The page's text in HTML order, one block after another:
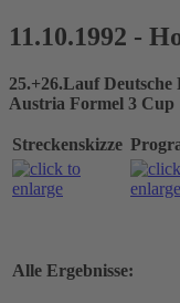
11.10.1992 -
25.+26.Lauf
Austria Formel 3 Cup
Streckenskizze
Alle Ergebnisse: